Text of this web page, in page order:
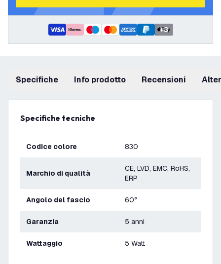
+3
Specifiche info prodotto recensioni
Specifiche tecniche
Codice colore 830
Marchio di qualità
CE, LVD, EMC, RoHS,
ERP
Angolo del fascio 60°
Garanzia 5 anni
Wattaggio 5 Watt